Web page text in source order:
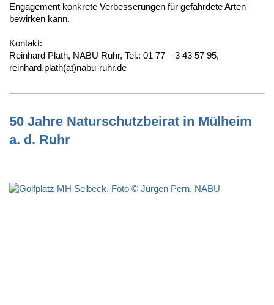
Engagement konkrete Verbesserungen für gefährdete Arten
bewirken kann.
Kontakt:
Reinhard Plath, NABU Ruhr, Tel.: 01 77 – 3 43 57 95,
reinhard.plath(at)nabu-ruhr.de
50 Jahre Naturschutzbeirat in Mülheim
a. d. Ruhr